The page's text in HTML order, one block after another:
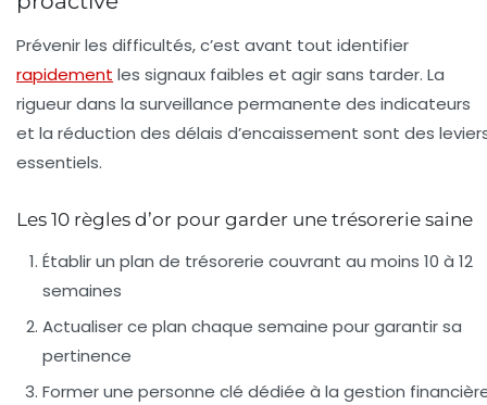
Prévenir les difficultés, c’est avant tout identifier
rapidement les signaux faibles et agir sans tarder. La
rigueur dans la surveillance permanente des indicateurs
et la réduction des délais d’encaissement sont des
essentiels.
Les 10 règles d’or pour garder une trésorerie saine
Établir un plan de trésorerie couvrant au moins 10 à 12
semaines
Actualiser ce plan chaque semaine pour garantir sa
pertinence
Former une personne clé dédiée à la gestion